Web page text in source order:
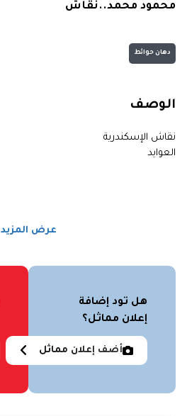
محمود محمد..نقاش
دهان حوائط
الوصف
نقاش الإسكندرية
العوايد
عرض المزيد
هل تود إضافة
إعلان مماثل؟
أضف إعلان مماثل